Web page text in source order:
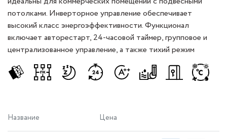
потолками. Инверторное управление обеспечивает
высокий класс энергоэффективности. Функционал
включает авторестарт, 24-часовой таймер, групповое и
централизованное управление, а также тихий режим
работы.
Название Цена